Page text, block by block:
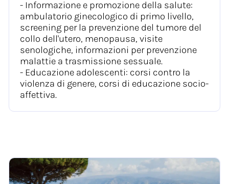
- Informazione e promozione della salute:
ambulatorio ginecologico di primo livello,
screening per la prevenzione del tumore del
collo dell'utero, menopausa, visite
senologiche, informazioni per prevenzione
malattie a trasmissione sessuale.
- Educazione adolescenti: corsi contro la
violenza di genere, corsi di educazione socio-
affettiva.